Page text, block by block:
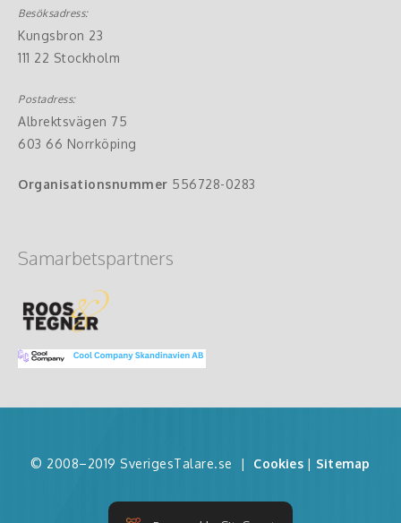
Besöksadress:
Kungsbron 23
111 22 Stockholm
Postadress:
Albrektsvägen 75
603 66 Norrköping
Organisationsnummer 556728-0283
Samarbetspartners
© 2008–2019 SverigesTalare.se | Cookies | Sitemap